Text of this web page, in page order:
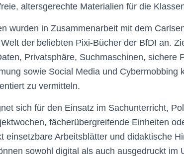
altersgerechte Materialien für die
wurden in Zusammenarbeit mit dem
der beliebten Pixi-Bücher der BfDI an.
Privatsphäre, Suchmaschinen, sichere
sowie Social Media und Cybermobbing
zu vermitteln.
sich für den Einsatz im Sachunterricht,
fächerübergreifende Einheiten
einsetzbare Arbeitsblätter und didaktische
sowohl digital als auch ausgedruckt im